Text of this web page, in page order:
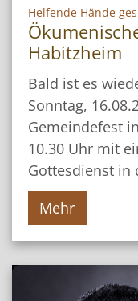
Helfende Hände
Habitzheim
Bald ist es
Sonntag,
Gemeindefest
10.30 Uhr mit
Gottesdienst in
Mehr